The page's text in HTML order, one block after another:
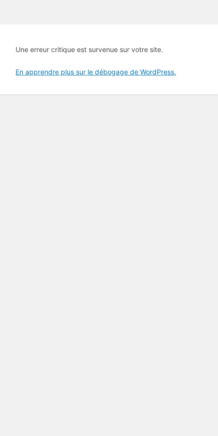
Une erreur critique est survenue sur votre site.
En apprendre plus sur le débogage de WordPress.